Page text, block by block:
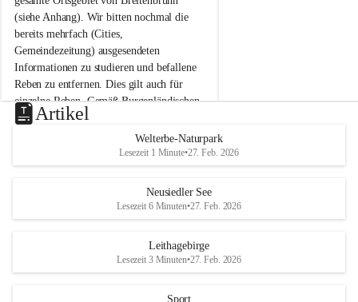
u
n
n
a
m
N
e
u
s
d
S
(siehe Anhang). Wir bitten nochmal die
bereits mehrfach (Cities,
Gemeindezeitung) ausgesendeten
Informationen zu studieren und befallene
Reben zu entfernen. Dies gilt auch für
einzelne Reben. Gemäß Burgenländischen
Weinbaugesetz sind nicht gepflegte oder
unzulässige Weingärten zu roden! Bitte
helfen wir zusammen um unsere Winzer
vor den prognostizierten Ernteausfällen
und den daraus folgenden wirtschaftlichen
Maßnahmen zur Bekämpfung
u
e
d
r
S
Artikel
Welterbe-Naturpark
Lesezeit 1 Minute•27. Feb. 2026
Neusiedler See
Lesezeit 6 Minuten•27. Feb. 2026
Leithagebirge
Lesezeit 3 Minuten•27. Feb. 2026
Sport